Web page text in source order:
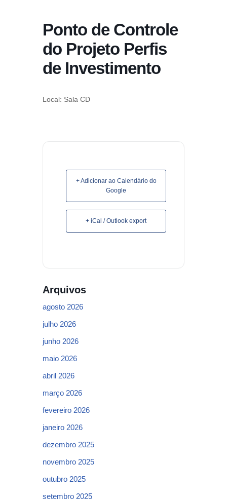
Ponto de Controle
do Projeto Perfis
de Investimento
Local: Sala CD
+ Adicionar ao Calendário do
Google
+ iCal / Outlook export
Arquivos
agosto 2026
julho 2026
junho 2026
maio 2026
abril 2026
março 2026
fevereiro 2026
janeiro 2026
dezembro 2025
novembro 2025
outubro 2025
setembro 2025